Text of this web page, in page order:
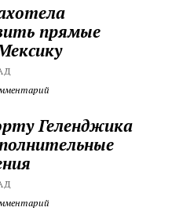
прямые
Геленджика